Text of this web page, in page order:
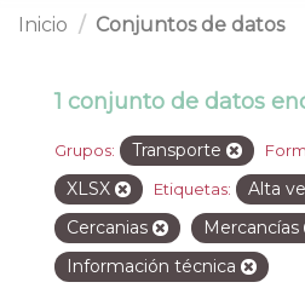
Inicio Conjuntos de datos
1 conjunto de datos
Grupos: Transporte
XLSX
Etiquetas:
Alta
Cercanias
Mercancías
Información técnica